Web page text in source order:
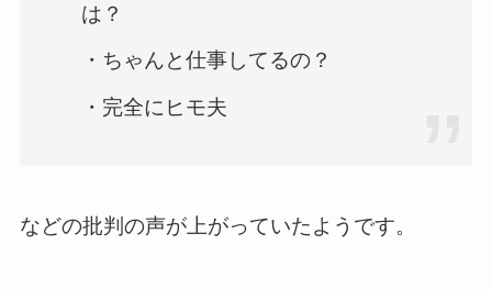
は？
・ちゃんと仕事してるの？
・完全にヒモ夫
などの批判の声が上がっていたようです。